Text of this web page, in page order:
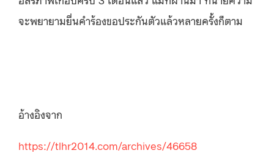
จะพยายามยื่นคำร้องขอประกันตัวแล้วหลายครั้งก็ตาม
อ้างอิงจาก
https://tlhr2014.com/archives/46658